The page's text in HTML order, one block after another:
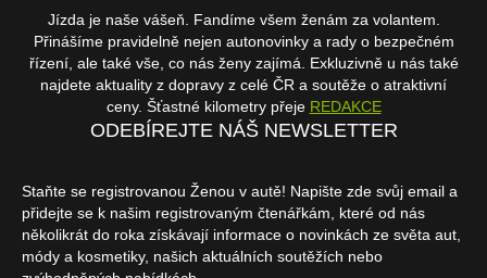
Jízda je naše vášeň. Fandíme všem ženám za volantem.
Přinášíme pravidelně nejen autonovinky a rady o bezpečném
řízení, ale také vše, co nás ženy zajímá. Exkluzivně u nás také
najdete aktuality z dopravy z celé ČR a soutěže o atraktivní
ceny. Šťastné kilometry přeje REDAKCE
ODEBÍREJTE NÁŠ NEWSLETTER
Staňte se registrovanou Ženou v autě! Napište zde svůj email a
přidejte se k našim registrovaným čtenářkám, které od nás
několikrát do roka získávají informace o novinkách ze světa aut,
módy a kosmetiky, našich aktuálních soutěžích nebo